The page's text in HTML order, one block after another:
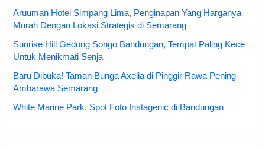
Aruuman Hotel Simpang Lima, Penginapan Yang Harganya
Murah Dengan Lokasi Strategis di Semarang
Sunrise Hill Gedong Songo Bandungan, Tempat Paling Kece
Untuk Menikmati Senja
Baru Dibuka! Taman Bunga Axelia di Pinggir Rawa Pening
Ambarawa Semarang
White Marine Park, Spot Foto Instagenic di Bandungan